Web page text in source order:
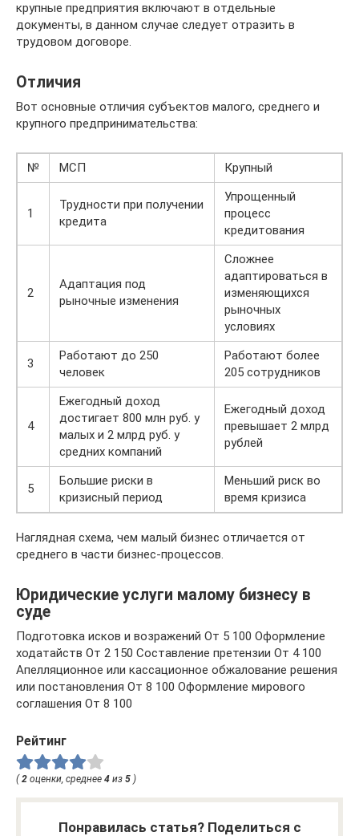
крупные предприятия включают в отдельные
документы, в данном случае следует отразить в
трудовом договоре.
Отличия
Вот основные отличия субъектов малого, среднего и
крупного предпринимательства:
№ МСП Крупный
1
Трудности при получении
кредита
Упрощенный
процесс
кредитования
2
Адаптация под
рыночные изменения
Сложнее
адаптироваться в
изменяющихся
рыночных
условиях
3
Работают до 250
человек
Работают более
205 сотрудников
4
Ежегодный доход
достигает 800 млн руб. у
малых и 2 млрд руб. у
средних компаний
Ежегодный доход
превышает 2 млрд
рублей
5
Большие риски в
кризисный период
Меньший риск во
время кризиса
Наглядная схема, чем малый бизнес отличается от
среднего в части бизнес-процессов.
Юридические услуги малому бизнесу в
суде
Подготовка исков и возражений От 5 100 Оформление
ходатайств От 2 150 Составление претензии От 4 100
Апелляционное или кассационное обжалование решения
или постановления От 8 100 Оформление мирового
соглашения От 8 100
Рейтинг
(2 оценки, среднее 4 из 5 )
Понравилась статья? Поделиться с